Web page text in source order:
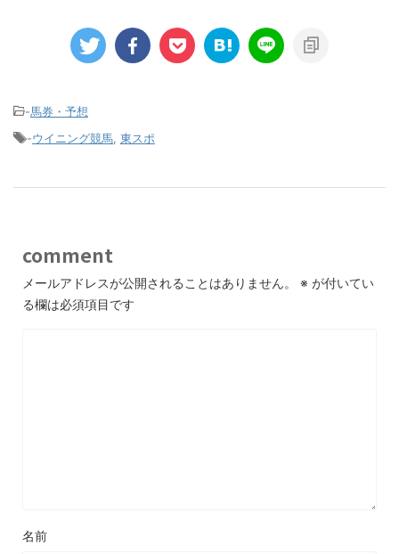
-馬券・予想
-ウイニング競馬 東スポ
comment
メールアドレスが公開されることはありません。 ※ が付いてい
る欄は必須項目です
名前